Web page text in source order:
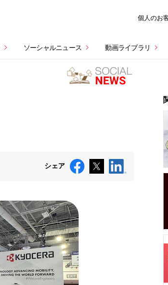
個人のお
ソーシャルニュース 動画ライブラリ
シェア